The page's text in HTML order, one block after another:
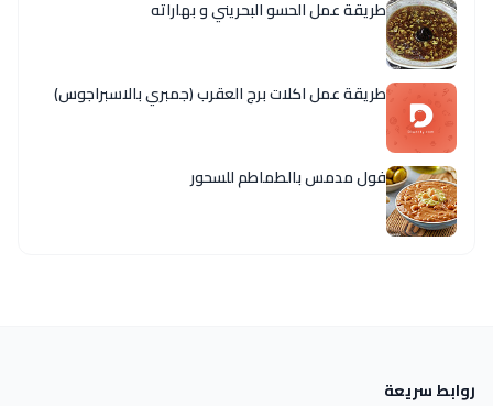
طريقة عمل الحسو البحريني و بهاراته
طريقة عمل اكلات برج العقرب (جمبري بالاسبراجوس)
فول مدمس بالطماطم للسحور
روابط سريعة